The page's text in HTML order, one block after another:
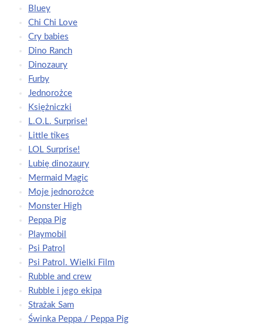
Bluey
Chi Chi Love
Cry babies
Dino Ranch
Dinozaury
Furby
Jednorożce
Księżniczki
L.O.L. Surprise!
Little tikes
LOL Surprise!
Lubię dinozaury
Mermaid Magic
Moje jednorożce
Monster High
Peppa Pig
Playmobil
Psi Patrol
Psi Patrol. Wielki Film
Rubble and crew
Rubble i jego ekipa
Strażak Sam
Świnka Peppa / Peppa Pig